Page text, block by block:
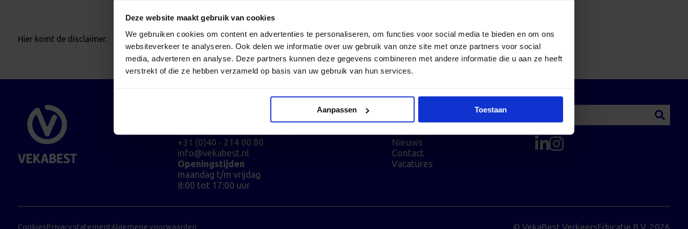
Deze website maakt gebruik van cookies
We gebruiken cookies om content en advertenties te personaliseren, om functies voor social media te bieden en om ons
websiteverkeer te analyseren. Ook delen we informatie over uw gebruik van onze site met onze partners voor social
media, adverteren en analyse. Deze partners kunnen deze gegevens combineren met andere informatie die u aan ze heeft
verstrekt of die ze hebben verzameld op basis van uw gebruik van hun services.
Aanpassen Toestaan
Hier komt de disclaimer.
Postbus 221
+31 (0)40 - 214 00 80
info@vekabest.nl
Openingstijden
maandag t/m vrijdag
8:00 tot 17:00 uur
Home
Nieuws
Contact
Vacatures
CookiesPrivacy statementAlgemene voorwaarden © VekaBest VerkeersEducatie B.V. 2026